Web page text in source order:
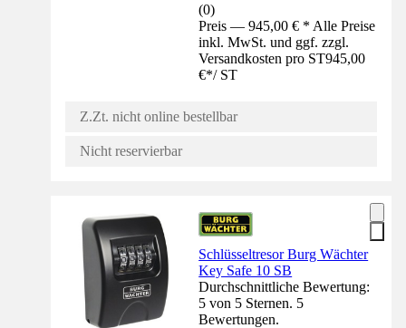
(0)
Preis — 945,00 € * Alle Preise
inkl. MwSt. und ggf. zzgl.
Versandkosten pro ST945,00
€*/ ST
Z.Zt. nicht online bestellbar
Nicht reservierbar
Schlüsseltresor Burg Wächter
Key Safe 10 SB
Durchschnittliche Bewertung:
5 von 5 Sternen. 5
Bewertungen.